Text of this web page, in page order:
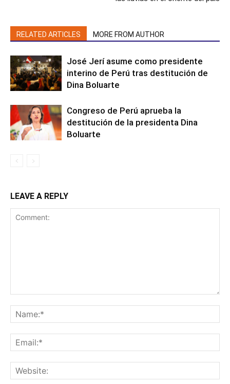
RELATED ARTICLES MORE FROM AUTHOR
José Jerí asume como presidente
interino de Perú tras destitución de
Dina Boluarte
Congreso de Perú aprueba la
destitución de la presidenta Dina
Boluarte
LEAVE A REPLY